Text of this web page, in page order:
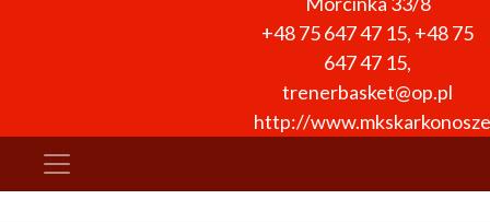
+48 75 647 47 15, +48 75
647 47 15,
trenerbasket@op.pl
http://